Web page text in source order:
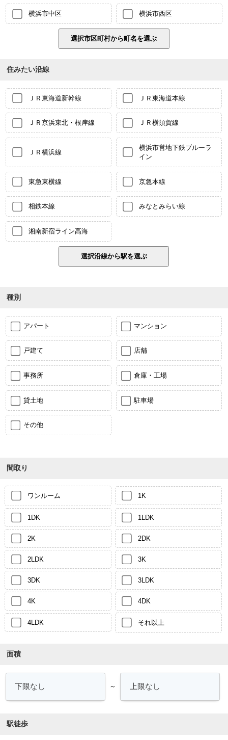
横浜市中区 横浜市西区
住みたい沿線
ＪＲ東海道新幹線 ＪＲ東海道本線
ＪＲ京浜東北・根岸線 ＪＲ横須賀線
ＪＲ横浜線
横浜市営地下鉄ブルーラ
イン
東急東横線 京急本線
相鉄本線 みなとみらい線
湘南新宿ライン高海
種別
アパート マンション
戸建て 店舗
事務所 倉庫・工場
貸土地 駐車場
その他
間取り
ワンルーム 1K
1DK 1LDK
2K 2DK
2LDK 3K
3DK 3LDK
4K 4DK
4LDK それ以上
面積
～
駅徒歩